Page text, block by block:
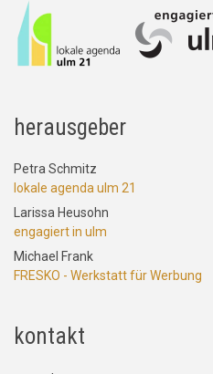
herausgeber
Petra Schmitz
lokale agenda ulm 21
Larissa Heusohn
engagiert in ulm
Michael Frank
FRESKO - Werkstatt für Werbung
kontakt